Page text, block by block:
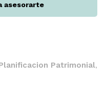
asesorarte
Patrimonial,